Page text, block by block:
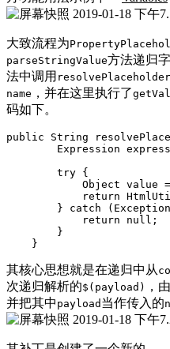
大致流程为
parseStringValue方法递归
法中调用 resolvePlaceholder
name ，并在这里执行了
码如下。
public String
Expression
        try {
Object value
return
} catch
            return null;
        }
    }
其核心思想就是在递归中从
次递归解析的$(payload) ，
并把其中 payload 当作传入的